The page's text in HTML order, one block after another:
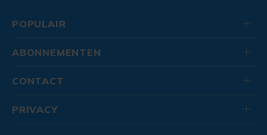
POPULAIR
ABONNEMENTEN
CONTACT
PRIVACY